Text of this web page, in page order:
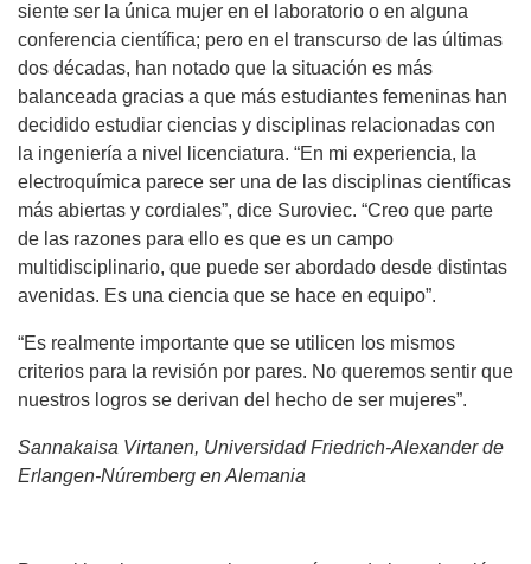
siente ser la única mujer en el laboratorio o en alguna
conferencia científica; pero en el transcurso de las últimas
dos décadas, han notado que la situación es más
balanceada gracias a que más estudiantes femeninas han
decidido estudiar ciencias y disciplinas relacionadas con
la ingeniería a nivel licenciatura. “En mi experiencia, la
electroquímica parece ser una de las disciplinas científicas
más abiertas y cordiales”, dice Suroviec. “Creo que parte
de las razones para ello es que es un campo
multidisciplinario, que puede ser abordado desde distintas
avenidas. Es una ciencia que se hace en equipo”.
“Es realmente importante que se utilicen los mismos
criterios para la revisión por pares. No queremos sentir que
nuestros logros se derivan del hecho de ser mujeres”.
Sannakaisa Virtanen, Universidad Friedrich-Alexander de
Erlangen-Núremberg en Alemania